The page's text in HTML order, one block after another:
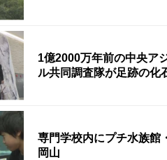
1億2000万年前の中央ア
ル共同調査隊が足跡の化
専門学校内にプチ水族
岡山